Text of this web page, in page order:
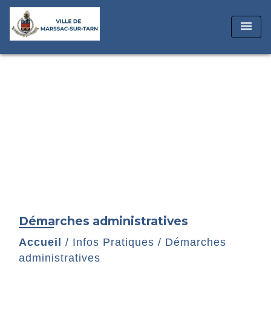
menu
Démarches administratives
Accueil / Infos Pratiques / Démarches
administratives